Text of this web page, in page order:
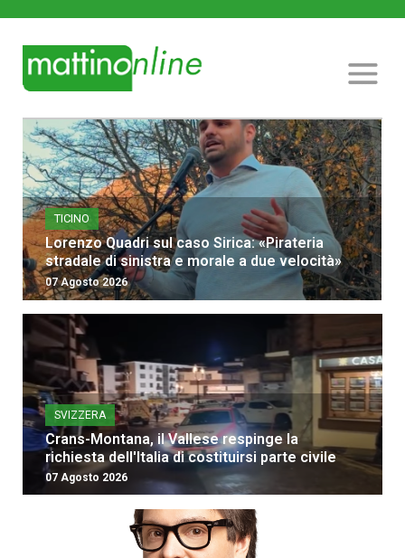
TICINO
Lorenzo Quadri sul caso Sirica: «Pirateria
stradale di sinistra e morale a due velocità»
07 Agosto 2026
SVIZZERA
Crans-Montana, il Vallese respinge la
richiesta dell'Italia di costituirsi parte civile
07 Agosto 2026